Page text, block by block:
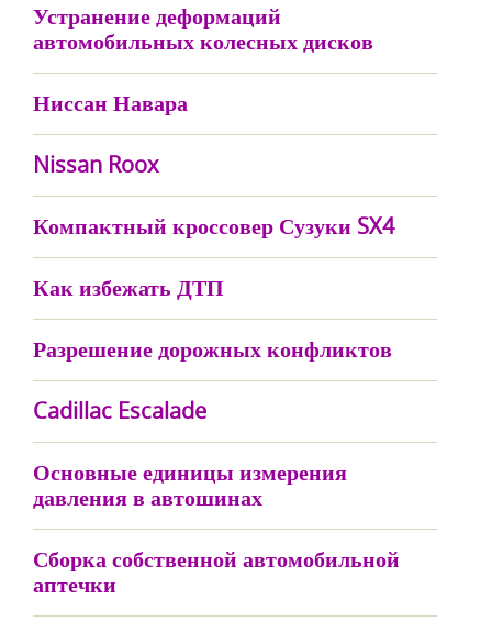
Устранение деформаций
автомобильных колесных дисков
Ниссан Навара
Nissan Roox
Компактный кроссовер Сузуки SX4
Как избежать ДТП
Разрешение дорожных конфликтов
Cadillac Escalade
Основные единицы измерения
давления в автошинах
Сборка собственной автомобильной
аптечки